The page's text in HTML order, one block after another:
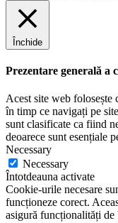
Închide
Prezentare generală a
Acest site web folosește
în timp ce navigați pe
sunt clasificate ca fiind
deoarece sunt esențiale
Necessary
Necessary
Întotdeauna activate
Cookie-urile necesare
funcționeze corect.
asigură funcționalități de